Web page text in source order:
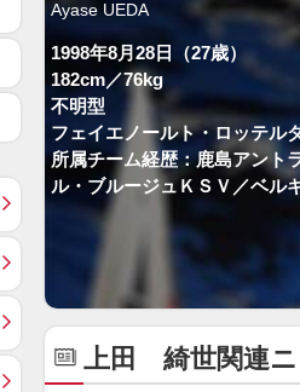
Ayase UEDA
1998年8月28日（27歳）
182cm／76kg
不明型
フェイエノールト・ロッテル
所属チーム経歴：鹿島アント
ル・ブルージュＫＳＶ／ベル
上田 綺世関連ニ